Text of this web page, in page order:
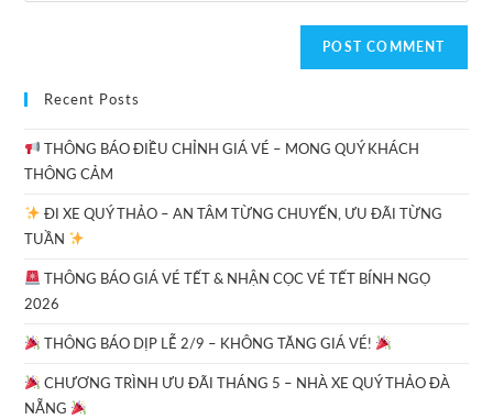
Recent Posts
THÔNG BÁO ĐIỀU CHỈNH GIÁ VÉ – MONG QUÝ KHÁCH
THÔNG CẢM
ĐI XE QUÝ THẢO – AN TÂM TỪNG CHUYẾN, ƯU ĐÃI TỪNG
TUẦN
THÔNG BÁO GIÁ VÉ TẾT & NHẬN CỌC VÉ TẾT BÍNH NGỌ
2026
THÔNG BÁO DỊP LỄ 2/9 – KHÔNG TĂNG GIÁ VÉ!
CHƯƠNG TRÌNH ƯU ĐÃI THÁNG 5 – NHÀ XE QUÝ THẢO ĐÀ
NẴNG